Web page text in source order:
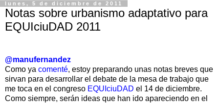
lunes, 5 de diciembre de 2011
Notas sobre urbanismo adaptativo para
EQUIciuDAD 2011
@manufernandez
Como ya comenté, estoy preparando unas notas breves que
sirvan para desarrollar el debate de la mesa de trabajo que
me toca en el congreso EQUIciuDAD el 14 de diciembre.
Como siempre, serán ideas que han ido apareciendo en el